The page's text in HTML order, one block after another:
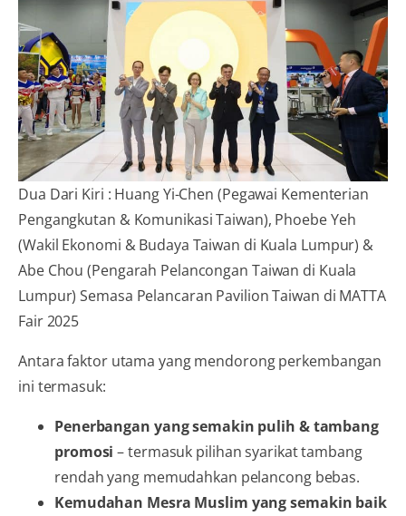
Dua Dari Kiri : Huang Yi-Chen (Pegawai Kementerian
Pengangkutan & Komunikasi Taiwan), Phoebe Yeh
(Wakil Ekonomi & Budaya Taiwan di Kuala Lumpur) &
Abe Chou (Pengarah Pelancongan Taiwan di Kuala
Lumpur) Semasa Pelancaran Pavilion Taiwan di MATTA
Fair 2025
Antara faktor utama yang mendorong perkembangan
ini termasuk:
Penerbangan yang semakin pulih & tambang
promosi – termasuk pilihan syarikat tambang
rendah yang memudahkan pelancong bebas.
Kemudahan Mesra Muslim yang semakin baik